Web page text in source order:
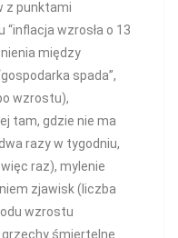
z punktami
wzrosła o 13
między
spada”,
wzrostu),
tam, gdzie nie ma
razy w tygodniu,
raz), mylenie
zjawisk (liczba
wzrostu
śmiertelne